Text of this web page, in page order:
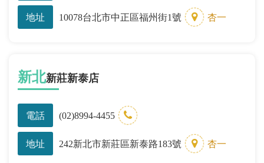
地址 10078台北市中正區福州街1號 杏一
新北新莊新泰店
電話 (02)8994-4455
地址 242新北市新莊區新泰路183號 杏一